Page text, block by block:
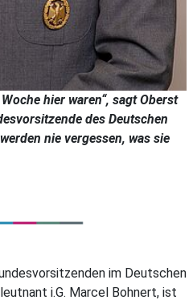
hier waren“, sagt Oberst
des Deutschen
nie vergessen, was sie
im Deutschen
i.G. Marcel Bohnert, ist